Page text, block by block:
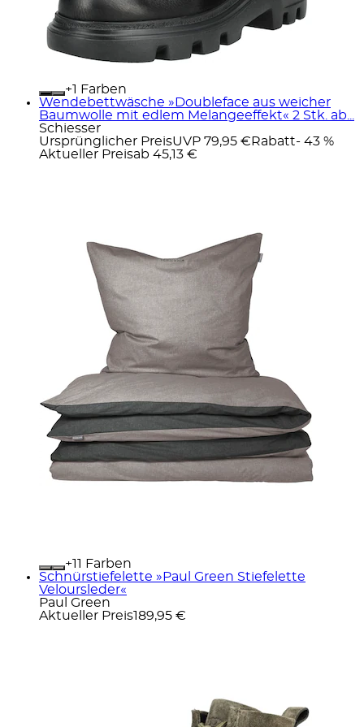
+
Farben
Wendebettwäsche »Doubleface aus weicher
Baumwolle mit edlem Melangeeffekt« 2 Stk. ab...
Schiesser
Ursprünglicher PreisUVP 79,95 € Rabatt- 43 %
Aktueller Preisab 45,13 €
+
Farben
Schnürstiefelette »Paul Green Stiefelette
Veloursleder«
Paul Green
Aktueller Preis189,95 €